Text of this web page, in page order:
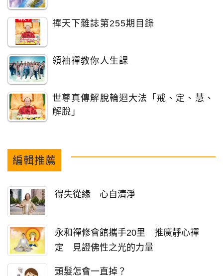
禪天下雜誌第255期目錄
領袖禪教你人生課
世尊真傳解脫輪迴大法「戒、定、慧、
解脫」
編輯推薦
得失從緣 心自清淨
永和禪修會館攜手20里 推廣靜心禪
定 見證佛性之光的力量
頭髮怎會一直掉？